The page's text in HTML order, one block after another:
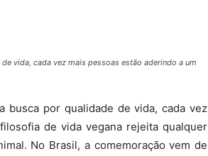
vida, cada vez mais pessoas estão aderindo a um
busca por qualidade de vida, cada vez
de vida vegana rejeita qualquer
No Brasil, a comemoração vem de